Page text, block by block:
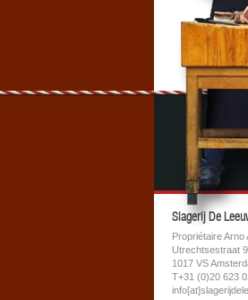
Slagerij De
Propriétaire Arno
Utrechtsestraat
1017 VS
T+31 (0)20 623